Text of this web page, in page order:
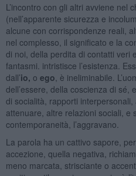
L’incontro con gli altri avviene nel
(nell’apparente sicurezza e
alcune con corrispondenze reali,
nel complesso, il significato e la
di noi, della perdita di contatti veri
fantasmi. intristisce l’esistenza.
dall’io, o ego , è ineliminabile.
dell’essere, della coscienza di sé,
di socialità, rapporti
attenuare, altre relazioni sociali, e
contemporaneità, l’aggravano.
La parola ha un cattivo sapore,
accezione, quella negativa,
meno marcata, strisciante o